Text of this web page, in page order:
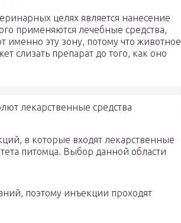
целях является нанесение
применяются лечебные средства,
эту зону, потому что животное
слизать препарат до того, как оно
лекарственные средства
в которые входят лекарственные
питомца. Выбор данной области
поэтому инъекции проходят